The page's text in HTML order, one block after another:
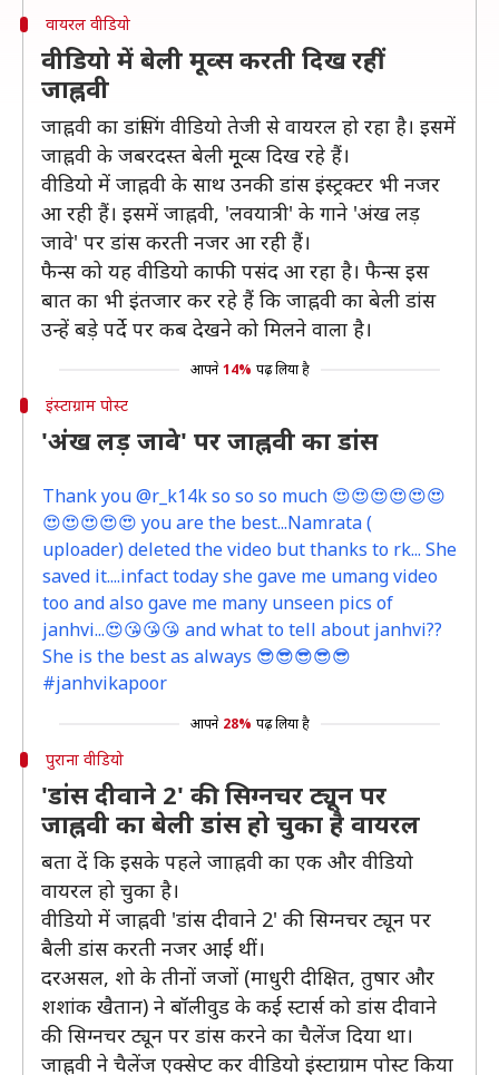
वायरल वीडियो
वीडियो में बेली मूव्स करती दिख रहीं
जाह्नवी
जाह्नवी का डांसिंग वीडियो तेजी से वायरल हो रहा है। इसमें
जाह्नवी के जबरदस्त बेली मूूव्स दिख रहे हैं।
वीडियो में जाह्नवी के साथ उनकी डांस इंस्ट्रक्टर भी नजर
आ रही हैं। इसमें जाह्नवी, 'लवयात्री' के गाने 'अंख लड़
जावे' पर डांस करती नजर आ रही हैं।
फैन्स को यह वीडियो काफी पसंद आ रहा है। फैन्स इस
बात का भी इंतजार कर रहे हैं कि जाह्नवी का बेली डांस
उन्हें बड़े पर्दे पर कब देखने को मिलने वाला है।
आपने 14% पढ़ लिया है
इंस्टाग्राम पोस्ट
'अंख लड़ जावे' पर जाह्नवी का डांस
Thank you @r_k14k so so so much 😍😍😍😍😍😍
😍😍😍😍😍 you are the best...Namrata (
uploader) deleted the video but thanks to rk... She
saved it....infact today she gave me umang video
too and also gave me many unseen pics of
janhvi...😍😘😘😘 and what to tell about janhvi??
She is the best as always 😎😎😎😎😎
#janhvikapoor
आपने 28% पढ़ लिया है
पुराना वीडियो
'डांस दीवाने 2' की सिग्नचर ट्यून पर
जाह्नवी का बेली डांस हो चुका है वायरल
बता दें कि इसके पहले जााह्नवी का एक और वीडियो
वायरल हो चुका है।
वीडियो में जाह्नवी 'डांस दीवाने 2' की सिग्नचर ट्यून पर
बैली डांस करती नजर आईं थीं।
दरअसल, शो के तीनों जजों (माधुरी दीक्षित, तुषार और
शशांक खैतान) ने बॉलीवुड के कई स्टार्स को डांस दीवाने
की सिग्नचर ट्यून पर डांस करने का चैलेंज दिया था।
जाह्नवी ने चैलेंज एक्सेप्ट कर वीडियो इंस्टाग्राम पोस्ट किया